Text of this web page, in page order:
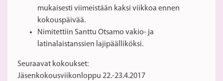
mukaisesti viimeistään kaksi viikkoa ennen
kokouspäivää.
Nimitettiin Santtu Otsamo vakio- ja
latinalaistanssien lajipäälliköksi.
Seuraavat kokoukset:
Jäsenkokousviikonloppu 22.-23.4.2017